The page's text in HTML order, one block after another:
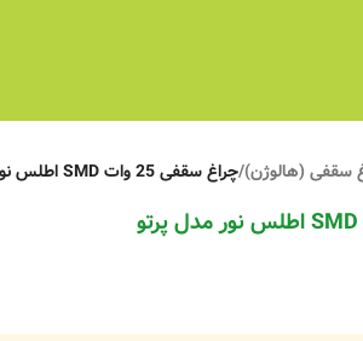
سقفی (هالوژن)/چراغ سقفی 25 وات SMD اطلس نور مدل پرتو